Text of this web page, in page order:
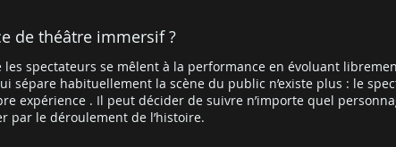
de théâtre immersif ?
les spectateurs se mêlent à la performance en évoluant
sépare habituellement la scène du public n’existe plus : le
expérience . Il peut décider de suivre n’importe quel
par le déroulement de l’histoire.